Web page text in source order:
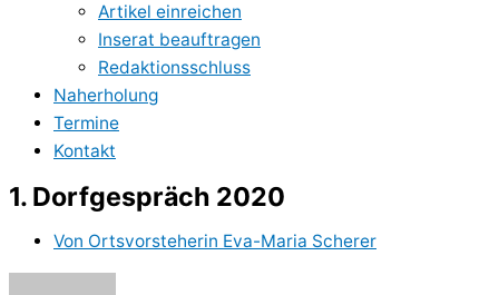
Artikel einreichen
Inserat beauftragen
Redaktionsschluss
Naherholung
Termine
Kontakt
1. Dorfgespräch 2020
Von Ortsvorsteherin Eva-Maria Scherer